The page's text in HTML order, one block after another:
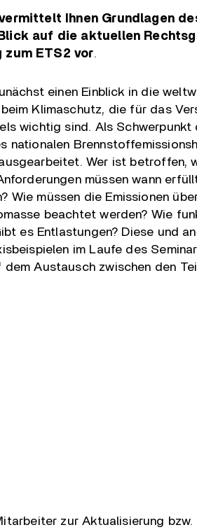
Ihnen Grundlagen
auf die aktuellen
zum ETS2 vor.
einen Einblick in die
Klimaschutz, die für das
wichtig sind. Als
nationalen
Wer ist betroffen,
müssen wann
Wie müssen die Emissionen
beachtet werden? Wie
es Entlastungen? Diese und
im Laufe des
Austausch zwischen den
zur Aktualisierung